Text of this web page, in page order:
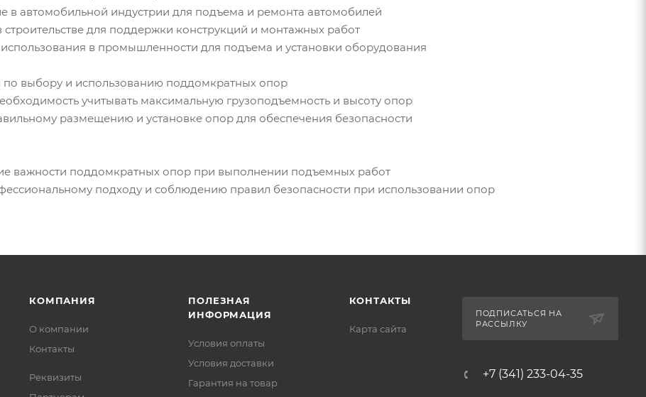
в автомобильной индустрии для подъема и ремонта автомобилей
для поддержки конструкций и монтажных работ
в промышленности для подъема и установки оборудования
по выбору и использованию поддомкратных опор
учитывать максимальную грузоподъемность и высоту опор
размещению и установке опор для обеспечения безопасности
важности поддомкратных опор при выполнении подъемных работ
подходу и соблюдению правил безопасности при использовании опор
КОМПАНИЯ
О компании
Контакты
Реквизиты
ПОЛЕЗНАЯ
ИНФОРМАЦИЯ
Условия оплаты
Условия доставки
Гарантия на товар
КОНТАКТЫ
Карта сайта
ПОДПИСАТЬСЯ НА
РАССЫЛКУ
+7 (341) 233-04-35